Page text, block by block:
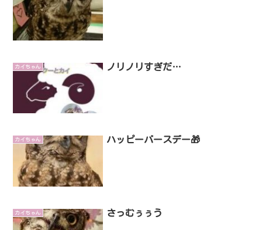
カイちゃん ノリノリすぎだ…
カイちゃん ハッピーバースデー🎁
カイちゃん さっむぅぅう